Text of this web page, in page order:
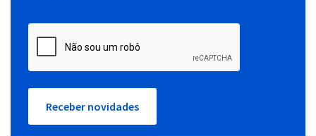
Receber novidades